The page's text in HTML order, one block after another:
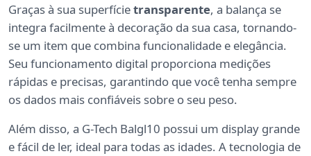
Graças à sua superfícietransparente, a balança se
integra facilmente à decoração da sua casa, tornando-
se um item que combina funcionalidade e elegância.
Seu funcionamento digital proporciona medições
rápidas e precisas, garantindo que você tenha sempre
os dados mais confiáveis sobre o seu peso.
Além disso, a G-Tech Balgl10 possui um display grande
e fácil de ler, ideal para todas as idades. A tecnologia de